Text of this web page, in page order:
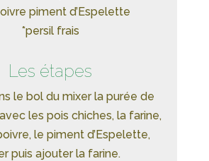
piment d’Espelette
*persil frais
Les étapes
le bol du mixer la purée de
les pois chiches, la farine,
le piment d’Espelette,
puis ajouter la farine.